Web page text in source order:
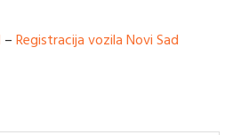
–Registracija vozila Novi Sad